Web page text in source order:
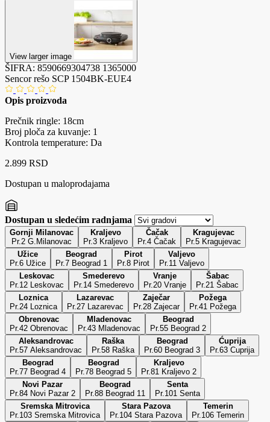
View larger image
ŠIFRA: 8590669304738 1365000
Sencor rešo SCP 1504BK-EUE4
Opis proizvoda
Prečnik ringle: 18cm
Broj ploča za kuvanje: 1
Kontrola temperature: Da
2.899 RSD
Dostupan u maloprodajama
Dostupan u sledećim radnjama
Gornji Milanovac
Pr.2 G.Milanovac
Kraljevo
Pr.3 Kraljevo
Čačak
Pr.4 Čačak
Kragujevac
Pr.5 Kragujevac
Užice
Pr.6 Užice
Beograd
Pr.7 Beograd 1
Pirot
Pr.8 Pirot
Valjevo
Pr.11 Valjevo
Leskovac
Pr.12 Leskovac
Smederevo
Pr.14 Smederevo
Vranje
Pr.20 Vranje
Šabac
Pr.21 Šabac
Loznica
Pr.24 Loznica
Lazarevac
Pr.27 Lazarevac
Zaječar
Pr.28 Zajecar
Požega
Pr.41 Požega
Obrenovac
Pr.42 Obrenovac
Mladenovac
Pr.43 Mladenovac
Beograd
Pr.55 Beograd 2
Aleksandrovac
Pr.57 Aleksandrovac
Raška
Pr.58 Raška
Beograd
Pr.60 Beograd 3
Ćuprija
Pr.63 Cuprija
Beograd
Pr.77 Beograd 4
Beograd
Pr.78 Beograd 5
Kraljevo
Pr.81 Kraljevo 2
Novi Pazar
Pr.84 Novi Pazar 2
Beograd
Pr.88 Beograd 11
Senta
Pr.101 Senta
Sremska Mitrovica
Pr.103 Sremska Mitrovica
Stara Pazova
Pr.104 Stara Pazova
Temerin
Pr.106 Temerin